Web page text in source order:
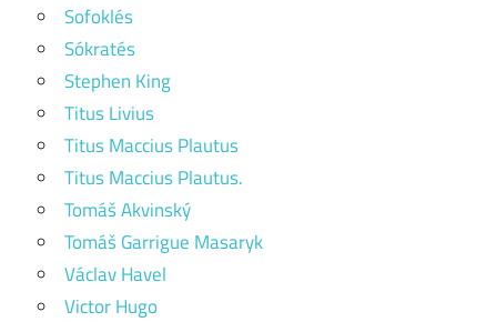
Sofoklés
Sókratés
Stephen King
Titus Livius
Titus Maccius Plautus
Titus Maccius Plautus.
Tomáš Akvinský
Tomáš Garrigue Masaryk
Václav Havel
Victor Hugo